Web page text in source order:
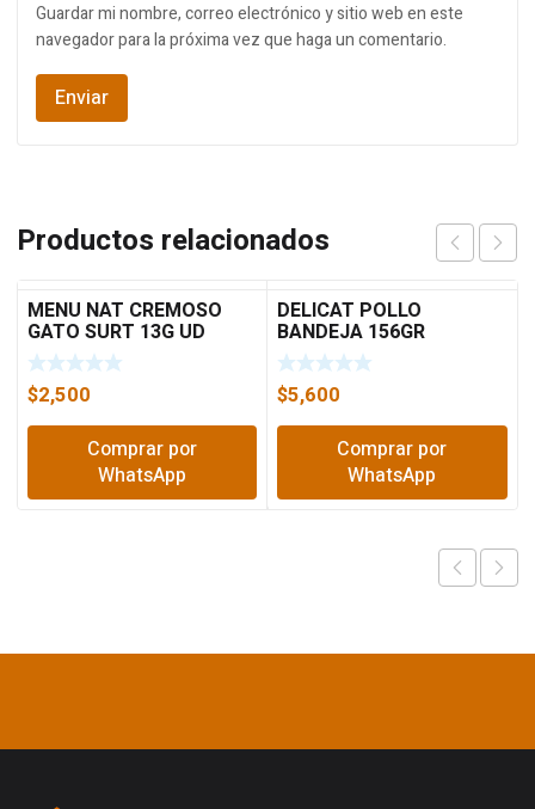
Guardar mi nombre, correo electrónico y sitio web en este
navegador para la próxima vez que haga un comentario.
Productos relacionados
MENU NAT CREMOSO
GATO SURT 13G UD
$2,500
Comprar por
WhatsApp
DELICAT POLLO
BANDEJA 156GR
$5,600
Comprar por
WhatsApp